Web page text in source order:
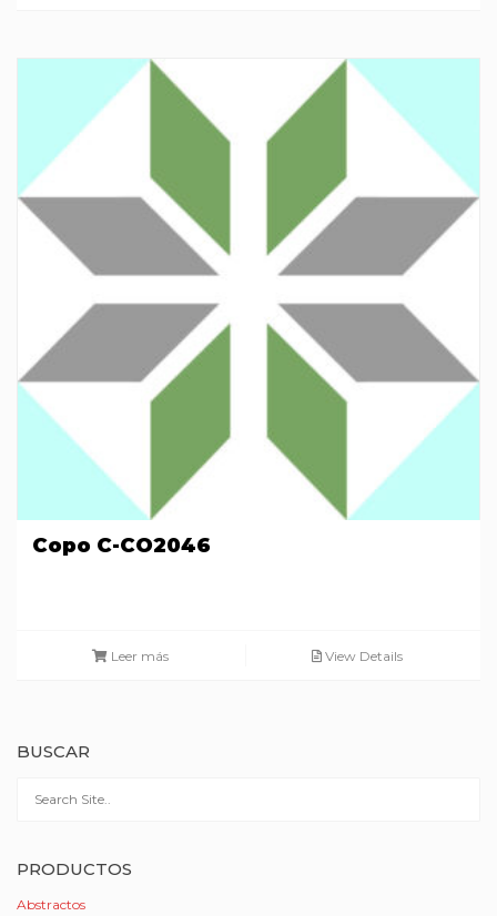
Copo C-CO2046
Leer más View Details
BUSCAR
PRODUCTOS
Abstractos